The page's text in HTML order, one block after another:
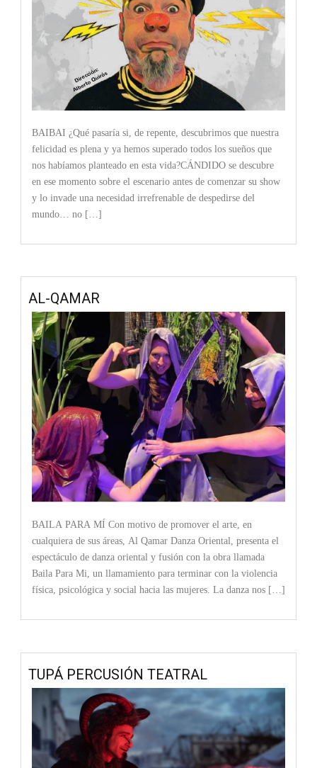
BAIBAI ¿Qué pasaría si, de repente, descubrimos que nuestra
felicidad es plena y ya hemos superado todos los sueños que
nos habíamos planteado en esta vida?CÁNDIDO se descubre
en ese momento sobre el escenario antes de comenzar su show
y lo invade una necesidad irrefrenable de despedirse del
mundo… no […]
AL-QAMAR
BAILA PARA MÍ Con motivo de promover el arte, en
cualquiera de sus áreas, Al Qamar Danza Oriental, presenta el
espectáculo de danza oriental y fusión con la obra llamada
Baila Para Mi, un llamamiento para terminar con la violencia
física, psicológica y social hacia las mujeres. La danza nos […]
TUPÁ PERCUSIÓN TEATRAL